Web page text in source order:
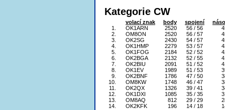
Kategorie CW
volací znak body spojení
1.
OK1ARN 2520 56 / 56
2.
OM8ON 2520 56 / 57
3.
OK2SG 2430 54 / 57
4.
OK1HMP 2279 53 / 57
5.
OK1FOG 2184 52 / 52
6.
OK2BGA 2132 52 / 55
7.
OK2BIU 2091 51 / 52
8.
OK1EV 1989 51 / 53
9.
OK2BNF 1786 47 / 50
10.
OM8KW 1748 46 / 47
11.
OK2QX 1326 39 / 41
12.
OK1DXI 1085 35 / 35
13.
OM8AQ 812 29 / 29
14.
OK2KFK 196 14 / 18